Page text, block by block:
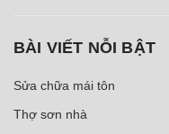
BÀI VIẾT NỖI BẬT
Sửa chữa mái tôn
Thợ sơn nhà